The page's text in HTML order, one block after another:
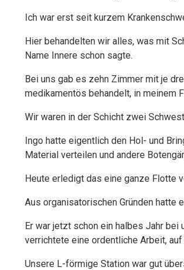
Ich war erst seit kurzem
Hier behandelten wir alles, was mit
Name Innere schon sagte.
Bei uns gab es zehn Zimmer mit je
medikamentös behandelt, in meinem
Wir waren in der Schicht zwei
Ingo hatte eigentlich den Hol- und
Material verteilen und andere
Heute erledigt das eine ganze Flotte
Aus organisatorischen Gründen hatte
Er war jetzt schon ein halbes Jahr
verrichtete eine ordentliche Arbeit,
Unsere L-förmige Station war gut